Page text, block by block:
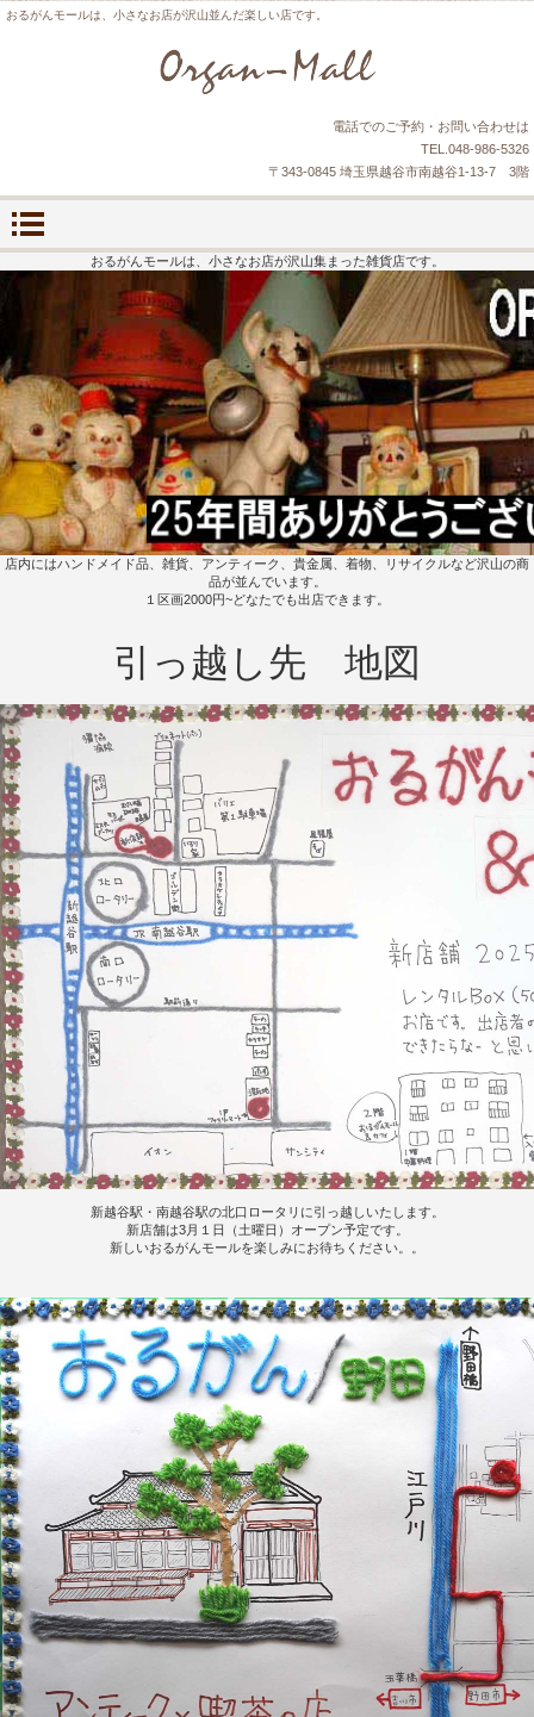
おるがんモールは、小さなお店が沢山並んだ楽しい店です。
電話でのご予約・お問い合わせは
TEL.048-986-5326
〒343-0845 埼玉県越谷市南越谷1-13-7 3階
おるがんモールは、小さなお店が沢山集まった雑貨店です。
店内にはハンドメイド品、雑貨、アンティーク、貴金属、着物、リサイクルなど沢山の商
品が並んでいます。
１区画2000円~どなたでも出店できます。
引っ越し先 地図
新越谷駅・南越谷駅の北口ロータリに引っ越しいたします。
新店舗は3月１日（土曜日）オープン予定です。
新しいおるがんモールを楽しみにお待ちください。。